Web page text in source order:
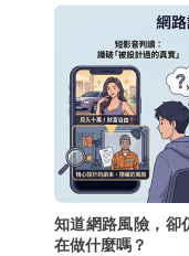
知道網路風險，卻
在做什麼嗎？